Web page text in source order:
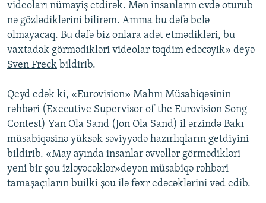
videoları nümayiş etdirək. Mən insanların evdə oturub
nə gözlədiklərini bilirəm. Amma bu dəfə belə
olmayacaq. Bu dəfə biz onlara adət etmədikləri, bu
vaxtadək görmədikləri videolar təqdim edəcəyik» deyə
Sven Freck bildirib.
Qeyd edək ki, «Eurovision» Mahnı Müsabiqəsinin
rəhbəri (Executive Supervisor of the Eurovision Song
Contest) Yan Ola Sand (Jon Ola Sand) il ərzində Bakı
müsabiqəsinə yüksək səviyyədə hazırlıqların getdiyini
bildirib. «May ayında insanlar əvvəllər görmədikləri
yeni bir şou izləyəcəklər»deyən müsabiqə rəhbəri
tamaşaçıların builki şou ilə fəxr edəcəklərini vəd edib.